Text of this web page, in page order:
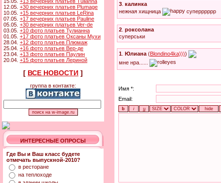
12.05. +30 вечерних платьев Plumage
10.05. +15 вечерних платьев LeRina
07.05. +17 вечерних платьев Pauline
05.05. +30 вечерних платьев Ver-de
03.05. +10 фото платьев Тулианна
01.05. +17 фото платьев Оксаны Мухи
28.04. +12 фото платьев Плюмаж
25.04. +16 фото платьев Вер-де
23.04. +13 фото платьев Паулин
20.04. +15 фото платьев Лериной
[ ВСЕ НОВОСТИ ]
группа в контакте:
ИНТЕРЕСНЫЕ ОПРОСЫ
Где Вы и Ваш класс будете
отмечать выпускной-2010?
в ресторане
на теплоходе
3 калинка
нежная хищница
суперррррр
2 роксолана
суперськи
1 Юлиана (Blondino4ka))))
мне нра......
Имя *:
Email: